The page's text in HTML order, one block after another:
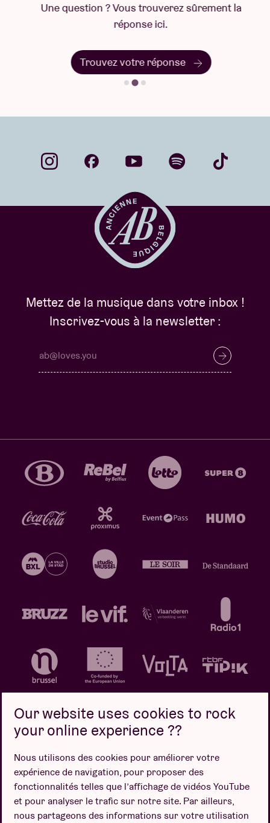
Une question ? Vous trouverez sûrement la
réponse ici.
Trouvez votre réponse
Mettez de la musique dans votre inbox !
Inscrivez-vous à la newsletter :
Politique de confidentialité
Politique de cookies
Conditions de vente
Design par
Our website uses cookies to rock
your online experience ??
Nous utilisons des cookies pour améliorer votre
expérience de navigation, pour proposer des
fonctionnalités telles que l’affichage de vidéos YouTube
et pour analyser le trafic sur notre site. Par ailleurs,
nous partageons des informations sur votre utilisation